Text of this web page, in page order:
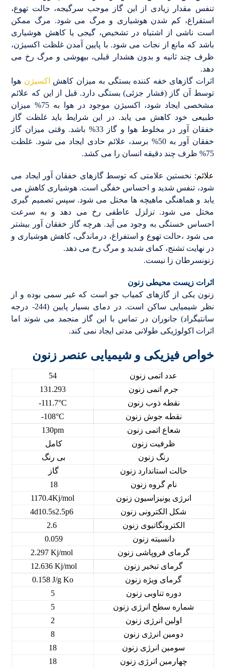
تنفس مقدار زیادی از این گاز موجب سرگیجه، حالت تهوع،
استفراغ، کم شدن هوشیاری و مرگ می شود. مرگ ممکن
است ناشی از اشتباه در تشخیص، گیجی یا کاهش هوشیاری
باشد که مانع از نجات می شود. با پایین آمدن غلظت اکسیژن،
ظرف چند ثانیه و بدون هشدار قبلی، بیهوشی و مرگ رخ می
دهد.
اثرات گازهای خفه کننده بستگی به میزان کاهش اکسیژن هوا
توسط آن گاز (فشار جزئی) بستگی دارد. قبل از این که علائم
مشخصی ایجاد شود، اکسیژن موجود در هوا به 75% میزان
طبیعی خود کاهش می یابد. در این شرایط باید غلظت گاز
خفقان آور در مخلوط هوا و گاز 33% باشد. وقتی میزان گاز
خفقان آور به 50% برسد، علائم حادی ایجاد می شود. غلظت
75% ظرف چند دقیقه انسان را می کشد.
علائم: نخستین علامتی که توسط گازهای خفقان آور ایجاد می
شود، تنفس شدید و احساس خفگی است. هوشیاری کاهش می
یابد و هماهنگی ماهیچه ها مختل می شود. سپس تصمیم گیری
مختل می شود. تزلزل عاطفی رخ می دهد و به سرعت
احساس خستگی به وجود می آید. هرچه گاز خفقان آور بیشتر
می شود ،حالت تهوع و استفراغ، درماندگی، کاهش هوشیاری و
در نهایت تشنج، کمای شدید و مرگ رخ می دهد.
زنونسرطان زا نیست.
اثرات زیست محیطی زنون
زنون یکی از گازهای کمیاب جو است که غیر سمی بوده و از
نظر شیمیایی ساکن است. در دمای بسیار پایین (244- درجه
سانتیگراد) جانوران در تماس با این گاز منجمد می شوند اما
اثرات اکولوژیکی طولانی مدتی ایجاد نمی کند.
خواص فیزیکی و شیمیایی عنصر زنون
عدد اتمی زنون
54
جرم اتمی زنون
131.293
نقطه ذوب زنون
-111.7°C
نقطه جوش زنون
-108°C
شعاع اتمی زنون
130pm
ظرفیت زنون
کامل
رنگ زنون
بی رنگ
حالت استاندارد زنون
گاز
نام گروه زنون
18
انرژی یونیزاسیون زنون
1170.4Kj/mol
شکل الکترونی زنون
4d10.5s2.5p6
الکترونگاتیوی زنون
2.6
دانسیته زنون
0.059
گرمای فروپاشی زنون
2.297 Kj/mol
گرمای تبخیر زنون
12.636 Kj/mol
گرمای ویژه زنون
0.158 J/g Ko
دوره تناوبی زنون
5
شماره سطح انرژی زنون
5
اولین انرژی زنون
2
دومین انرژی زنون
8
سومین انرژی زنون
18
چهارمین انرژی زنون
18